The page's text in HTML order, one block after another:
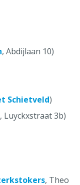
, Abdijlaan 10)
Schietveld)
, Luyckxstraat 3b)
, Theo